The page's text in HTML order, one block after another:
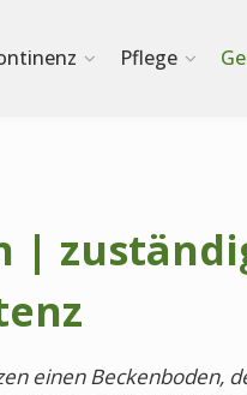
Pflege
|
einen Beckenboden,